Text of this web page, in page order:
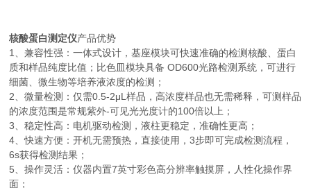
核酸蛋白测定仪产品优势
1、兼容性强：一体式设计，基座模块可快速准确的检测核酸、蛋白
质和样品纯度比值；比色皿模块具备 OD600光路检测系统，可进行
细菌、微生物等培养液浓度的检测；
2、微量检测：仅需0.5-2μL样品，高浓度样品也无需稀释，可测样品
的浓度范围是常规紫外-可见光光度计的100倍以上；
3、稳定性高：电机驱动检测，液柱更稳定，准确性更高；
4、快速方便：开机无需预热，直接使用，3步即可完成检测流程，
6s获得检测结果；
5、操作灵活：仪器内置7英寸彩色高分辨率触摸屏，人性化操作界
面；